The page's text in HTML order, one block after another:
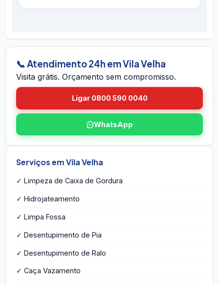
hidrojateamento completo e contratos
em Vila Velha pelo site. A equipe vai até você
em Vila Velha, avalia a caixa, mede o volume,
identifica eventuais problemas estruturais e
compromisso e sem taxa de visita.
📞 Atendimento 24h em Vila Velha
Visita grátis. Orçamento sem compromisso.
Ligar 0800 590 0040
WhatsApp
Serviços em Vila Velha
✓ Limpeza de Caixa de Gordura
✓ Hidrojateamento
✓ Limpa Fossa
✓ Desentupimento de Pia
✓ Desentupimento de Ralo
✓ Caça Vazamento